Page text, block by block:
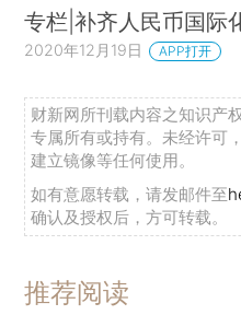
专栏|补齐人民币国际
2020年12月19日 APP打开
财新网所刊载内容之知识产
专属所有或持有。未经许可
建立镜像等任何使用。
如有意愿转载，请发邮件至
确认及授权后，方可转载。
推荐阅读